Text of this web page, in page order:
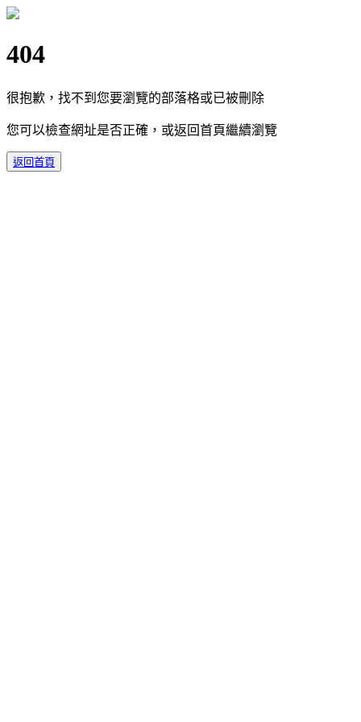
404
很抱歉，找不到您要瀏覽的部落格或已被刪除
您可以檢查網址是否正確，或返回首頁繼續瀏覽
返回首頁